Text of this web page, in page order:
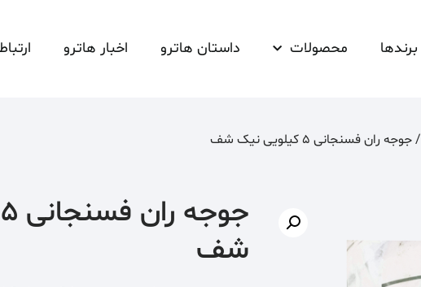
برندها محصولات داستان هاترو اخبار هاترو
/ جوجه ران فسنجانی 5 کیلویی نیک شف
شف